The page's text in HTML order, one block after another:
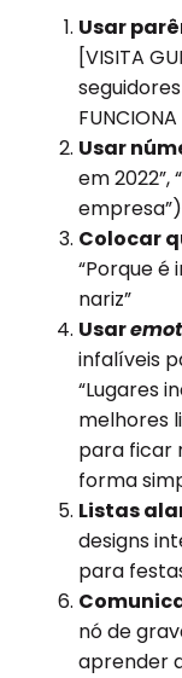
Usar
[VISITA
Usar
em 2022”,
empresa”)
Colocar
“Porque
nariz”
Usar
infalíveis
“Lugares
melhores
para ficar
forma
Listas
designs
para
nó de
aprender